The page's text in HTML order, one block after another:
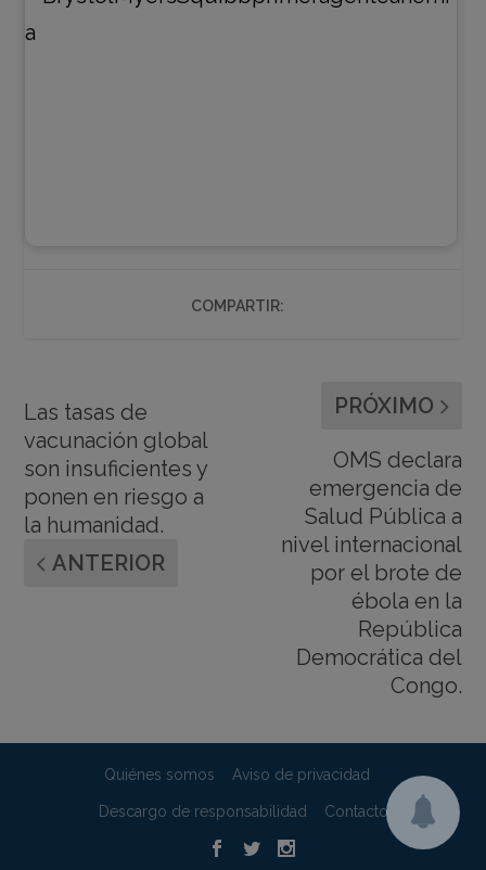
COMPARTIR:
Las tasas de
vacunación global
son insuficientes y
ponen en riesgo a
la humanidad.
ANTERIOR
PRÓXIMO
OMS declara
emergencia de
Salud Pública a
nivel internacional
por el brote de
ébola en la
República
Democrática del
Congo.
Quiénes somos Aviso de privacidad
Descargo de responsabilidad Contacto